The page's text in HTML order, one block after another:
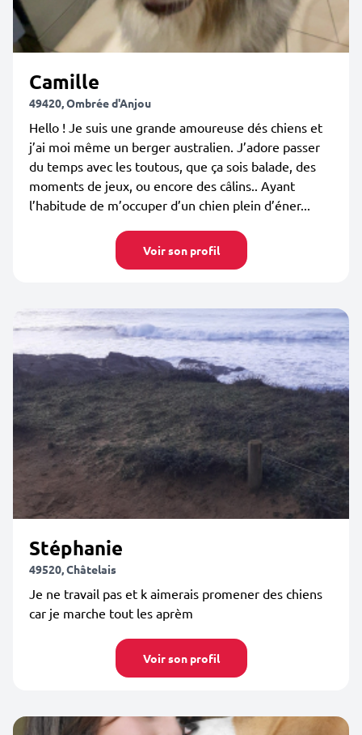
Camille
49420, Ombrée d'Anjou
Hello ! Je suis une grande amoureuse dés chiens et
j’ai moi même un berger australien. J’adore passer
du temps avec les toutous, que ça sois balade, des
moments de jeux, ou encore des câlins.. Ayant
l’habitude de m’occuper d’un chien plein d’éner...
Voir son profil
Stéphanie
49520, Châtelais
Je ne travail pas et k aimerais promener des chiens
car je marche tout les aprèm
Voir son profil